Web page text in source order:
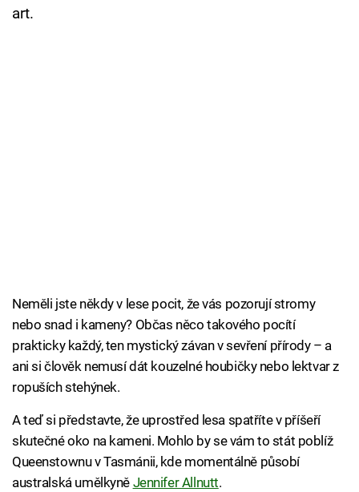
Sledujte prima+
art.
Neměli jste někdy v lese pocit, že vás pozorují stromy
nebo snad i kameny? Občas něco takového pocítí
prakticky každý, ten mystický závan v sevření přírody – a
ani si člověk nemusí dát kouzelné houbičky nebo lektvar z
ropuších stehýnek.
A teď si představte, že uprostřed lesa spatříte v příšeří
skutečné oko na kameni. Mohlo by se vám to stát poblíž
Queenstownu v Tasmánii, kde momentálně působí
australská umělkyně Jennifer Allnutt.